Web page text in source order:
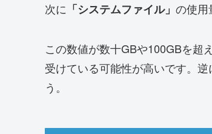
次に 「システムファイル」 の使用
この数値が数十GBや100GBを超
受けている可能性が高いです。
う。